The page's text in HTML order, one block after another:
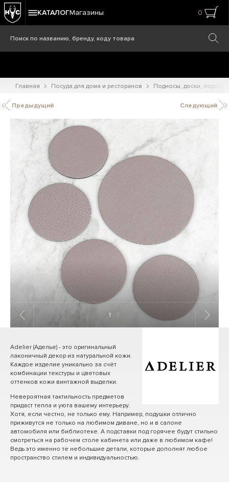
КАТАЛОГМагазины 0
Главная Посуда для дома и ресторанов Подносы, доски,
Предыдущий Следующий
1
Adelier (Аделье) - это оригинальный
лаконичный декор из натуральной кожи.
Каждое изделие уникально за счёт
комбинации текстуры и цветовых
оттенков кожи винтажной выделки.
Невероятная тактильность предметов
придаст тепла и уюта вашему интерьеру.
Хотя, если честно, не только ему. Например, подушки отлично
приживутся не только на любимом диване, но и в салоне
автомобиля или библиотеке. А подставки под горячее будут стильно
смотреться на рабочем столе кабинета или даже в любимом кафе!
Ведь это именно те небольшие детали, которые дополнят любое
пространство стилем и индивидуальностью.